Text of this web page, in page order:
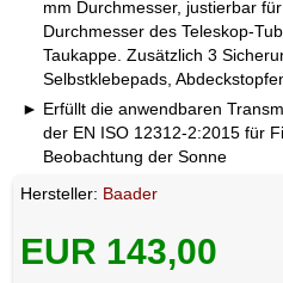
mm Durchmesser, justierbar
Durchmesser des Teleskop-
Taukappe. Zusätzlich 3
Selbstklebepads,
Erfüllt die anwendbaren
der EN ISO 12312-2:2015 für
Beobachtung der Sonne
Hersteller: Baader
EUR 143,00